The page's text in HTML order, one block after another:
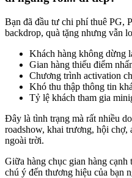
Bạn đã đầu tư chi phí thuê PG,
backdrop, quà tặng nhưng vẫn
Khách hàng không dừng
Gian hàng thiếu điểm
Chương trình activation
Khó thu thập thông tin
Tỷ lệ khách tham gia
Đây là tình trạng mà rất nhiều
roadshow, khai trương, hội chợ,
ngoài trời.
Giữa hàng chục gian hàng cạnh
chú ý đến thương hiệu của bạn